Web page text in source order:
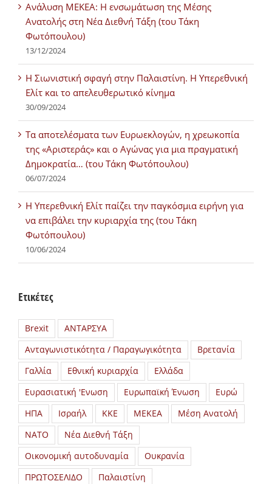
Ανάλυση ΜΕΚΕΑ: Η ενσωμάτωση της Μέσης
Ανατολής στη Νέα Διεθνή Τάξη (του Τάκη
Φωτόπουλου)
13/12/2024
Η Σιωνιστική σφαγή στην Παλαιστίνη. Η Υπερεθνική
Ελίτ και το απελευθερωτικό κίνημα
30/09/2024
Τα αποτελέσματα των Ευρωεκλογών, η χρεωκοπία
της «Αριστεράς» και ο Αγώνας για μια πραγματική
Δημοκρατία… (του Τάκη Φωτόπουλου)
06/07/2024
H Υπερεθνική Ελίτ παίζει την παγκόσμια ειρήνη για
να επιβάλει την κυριαρχία της (του Τάκη
Φωτόπουλου)
10/06/2024
Ετικέτες
Brexit
ΑΝΤΑΡΣΥΑ
Ανταγωνιστικότητα / Παραγωγικότητα
Βρετανία
Γαλλία
Εθνική κυριαρχία
Ελλάδα
Ευρασιατική 'Ενωση
Ευρωπαϊκή Ένωση
Ευρώ
ΗΠΑ
Ισραήλ ΚΚΕ ΜΕΚΕΑ
Μέση Ανατολή
ΝΑΤΟ
Νέα Διεθνή Τάξη
Οικονομική αυτοδυναμία
Ουκρανία
ΠΡΩΤΟΣΕΛΙΔΟ
Παλαιστίνη